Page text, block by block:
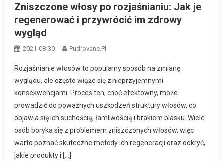
Zniszczone włosy po rozjaśnianiu: Jak je
regenerować i przywrócić im zdrowy
wygląd
2021-08-30 Pudrovane.pl
Rozjaśnianie włosów to popularny sposób na zmianę
wyglądu, ale często wiąże się z nieprzyjemnymi
konsekwencjami. Proces ten, choć efektowny, może
prowadzić do poważnych uszkodzeń struktury włosów, co
objawia się ich suchością, łamliwością i brakiem blasku. Wiele
osób boryka się z problemem zniszczonych włosów, więc
warto poznać skuteczne metody ich regeneracji oraz odkryć,
jakie produkty i […]